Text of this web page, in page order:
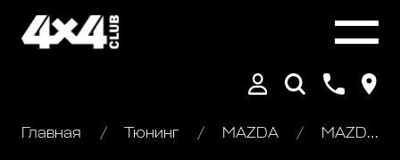
Главная Тюнинг MAZDA MAZDA B2500. Внедорожный тюнинг (1)